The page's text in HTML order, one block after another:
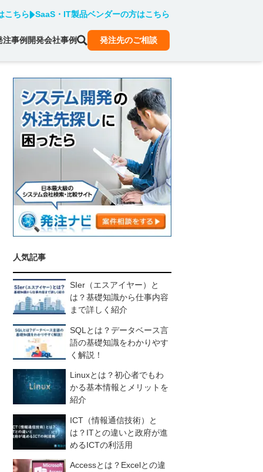
こちら SaaS・IT製品ベンダーの方はこちら
注事例 開発会社事例 発注先のご相談
人気記事
SIer（エスアイヤー）と
は？基礎知識から仕事内容
まで詳しく紹介
SQLとは？データベース言
語の基礎知識をわかりやす
く解説！
Linuxとは？初心者でもわ
かる基本情報とメリットを
紹介
ICT（情報通信技術）と
は？ITとの違いと政府が進
めるICTの利活用
Accessとは？Excelとの違